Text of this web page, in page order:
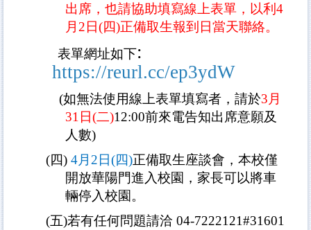
出席，也請協助填寫線上表單，以利 4
月 2日(四)正備取生報到日當天聯絡。
表單網址如下:
https://reurl.cc/ep3ydW
(如無法使用線上表單填寫者，請於3 月
31 日(二)12:00前來電告知出席意願及
人數)
(四) 4月 2日(四)正備取生座談會，本校僅
開放華陽門進入校園，家長可以將車
輛停入校園。
(五)若有任何問題請洽 04-7222121#31601